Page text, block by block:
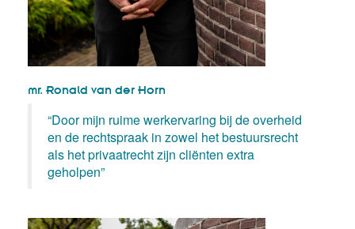
mr. Ronald van der Horn
“Door mijn ruime werkervaring bij de overheid
en de rechtspraak in zowel het bestuursrecht
als het privaatrecht zijn cliënten extra
geholpen”